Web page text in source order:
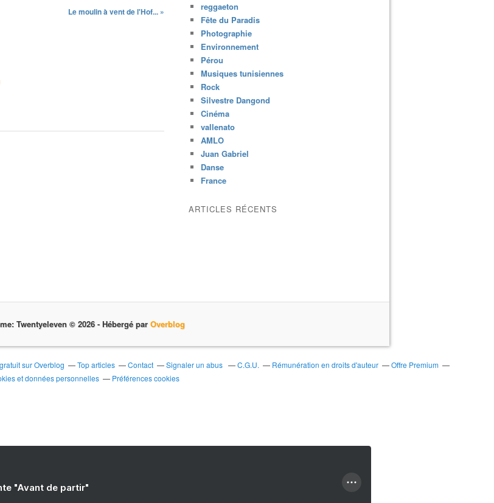
Le moulin à vent de l'Hof... »
reggaeton
Fête du Paradis
Photographie
Environnement
Pérou
Musiques tunisiennes
Rock
Silvestre Dangond
Cinéma
vallenato
AMLO
Juan Gabriel
Danse
France
ARTICLES RÉCENTS
Twentyeleven © 2026 - Hébergé par Overblog
sur Overblog Top articles Contact Signaler un abus C.G.U. Rémunération en droits d'auteur
Offre Premium
et données personnelles
Préférences cookies
"Avant de partir"